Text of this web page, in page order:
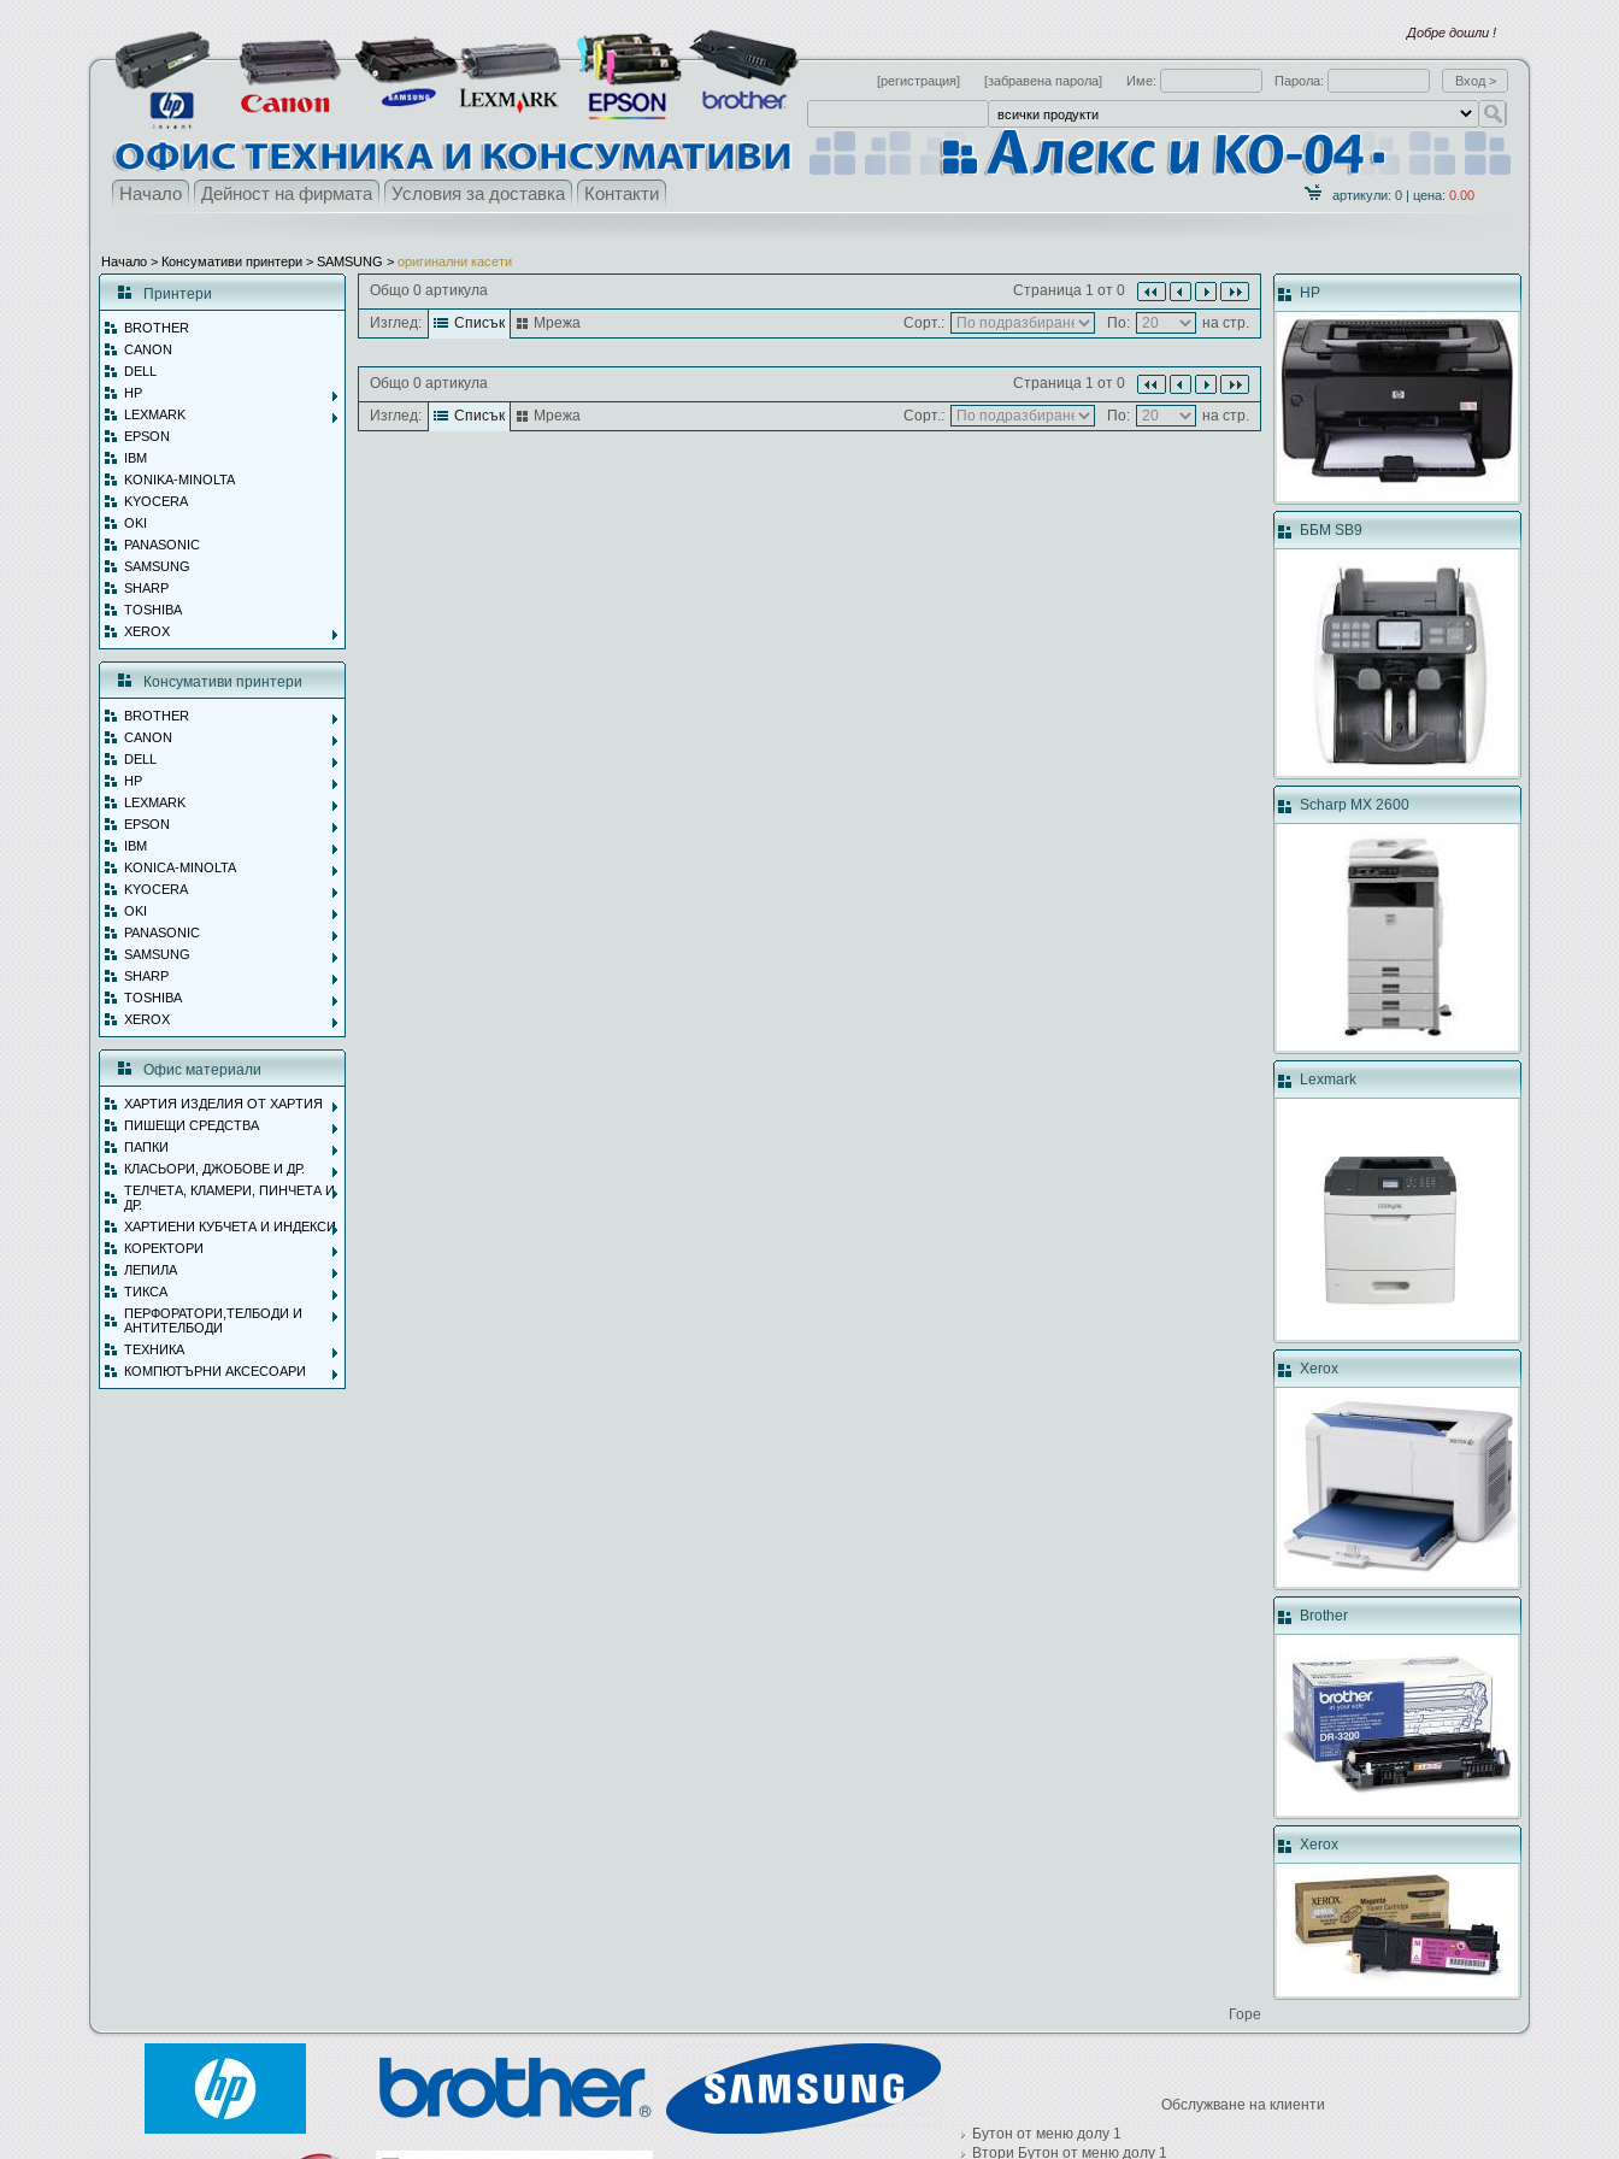
Добре дошли !
[регистрация] [забравена парола] Име: Парола:
Начало Дейност на фирмата Условия за доставка Контакти артикули: 0 | цена: 0.00
Начало > Консумативи принтери > SAMSUNG > оригинални касети
Принтери
BROTHER
CANON
DELL
HP
LEXMARK
EPSON
IBM
KONIKA-MINOLTA
KYOCERA
OKI
PANASONIC
SAMSUNG
SHARP
TOSHIBA
XEROX
Консумативи принтери
BROTHER
CANON
DELL
HP
LEXMARK
EPSON
IBM
KONICA-MINOLTA
KYOCERA
OKI
PANASONIC
SAMSUNG
SHARP
TOSHIBA
XEROX
Офис материали
ХАРТИЯ ИЗДЕЛИЯ ОТ ХАРТИЯ
ПИШЕЩИ СРЕДСТВА
ПАПКИ
КЛАСЬОРИ, ДЖОБОВЕ И ДР.
ТЕЛЧЕТА, КЛАМЕРИ, ПИНЧЕТА И
ДР.
ХАРТИЕНИ КУБЧЕТА И ИНДЕКСИ
КОРЕКТОРИ
ЛЕПИЛА
ТИКСА
ПЕРФОРАТОРИ,ТЕЛБОДИ И
АНТИТЕЛБОДИ
ТЕХНИКА
КОМПЮТЪРНИ АКСЕСОАРИ
Общо 0 артикула
Страница 1 от 0
Изглед:
Списък Мрежа Сорт.: По: на стр.
Общо 0 артикула
Страница 1 от 0
Изглед:
Списък Мрежа Сорт.: По: на стр.
HP
ББМ SB9
Scharp MX 2600
Lexmark
Xerox
Brother
Xerox
Горе
Обслужване на клиенти
Бутон от меню долу 1
Втори Бутон от меню долу 1